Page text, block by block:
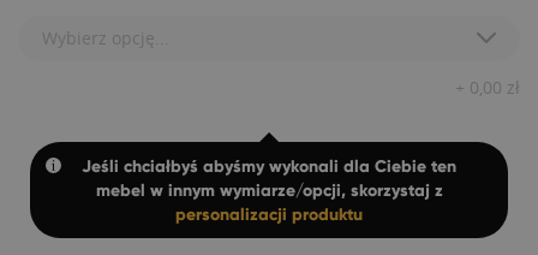
Wybierz opcję...
+ 0,00 zł
Jeśli chciałbyś abyśmy wykonali dla Ciebie ten
mebel w innym wymiarze/opcji, skorzystaj z
personalizacji produktu